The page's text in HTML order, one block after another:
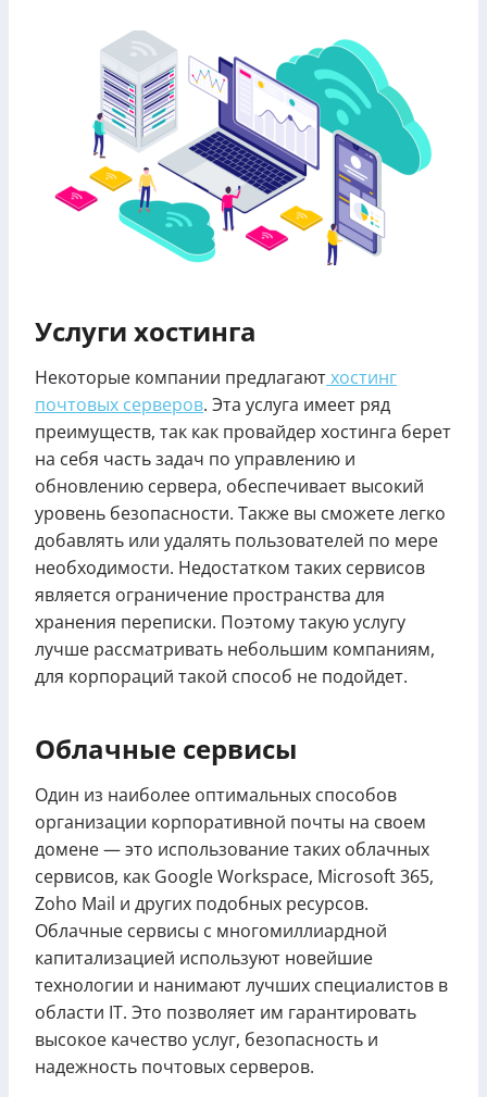
Услуги хостинга
Некоторые компании предлагаютхостинг
почтовых серверов. Эта услуга имеет ряд
преимуществ, так как провайдер хостинга берет
на себя часть задач по управлению и
обновлению сервера, обеспечивает высокий
уровень безопасности. Также вы сможете легко
добавлять или удалять пользователей по мере
необходимости. Недостатком таких сервисов
является ограничение пространства для
хранения переписки. Поэтому такую услугу
лучше рассматривать небольшим компаниям,
для корпораций такой способ не подойдет.
Облачные сервисы
Один из наиболее оптимальных способов
организации корпоративной почты на своем
домене — это использование таких облачных
сервисов, как Google Workspace, Microsoft 365,
Zoho Mail и других подобных ресурсов.
Облачные сервисы с многомиллиардной
капитализацией используют новейшие
технологии и нанимают лучших специалистов в
области IT. Это позволяет им гарантировать
высокое качество услуг, безопасность и
надежность почтовых серверов.